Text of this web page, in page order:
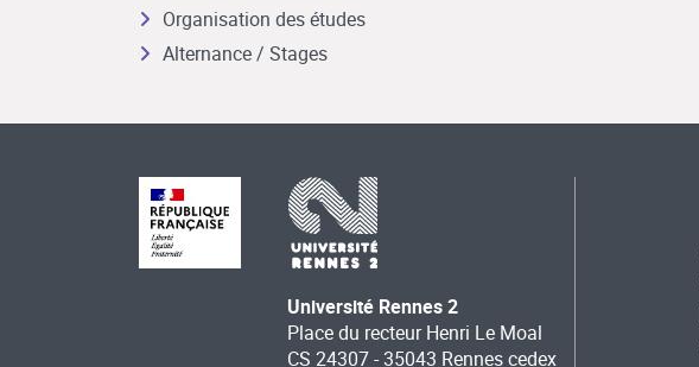
Organisation des études
Alternance / Stages
Université Rennes 2
Place du recteur Henri Le Moal
CS 24307 - 35043 Rennes cedex